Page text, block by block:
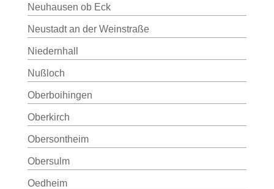
Neuhausen ob Eck
Neustadt an der Weinstraße
Niedernhall
Nußloch
Oberboihingen
Oberkirch
Obersontheim
Obersulm
Oedheim